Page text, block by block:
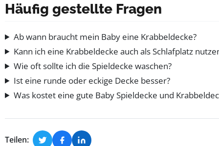
Häufig gestellte Fragen
Ab wann braucht mein Baby eine Krabbeldecke?
Kann ich eine Krabbeldecke auch als Schlafplatz
Wie oft sollte ich die Spieldecke waschen?
Ist eine runde oder eckige Decke besser?
Was kostet eine gute Baby Spieldecke und
Teilen: